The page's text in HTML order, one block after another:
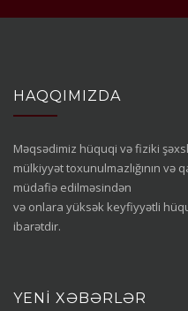
HAQQIMIZDA
Məqsədimiz hüquqi və fiziki
mülkiyyət toxunulmazlığının
müdafiə edilməsindən
və onlara yüksək keyfiyyətli
ibarətdir.
YENI XƏBƏRLƏR